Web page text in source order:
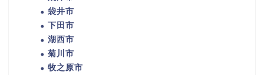
袋井市
下田市
湖西市
菊川市
牧之原市